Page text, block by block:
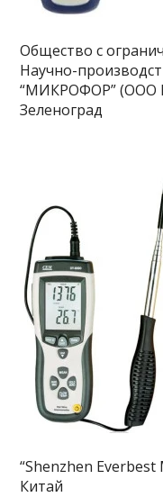
Общество с
Научно-
“МИКРОФОР” (ООО
Зеленоград
“Shenzhen Everbest
Китай